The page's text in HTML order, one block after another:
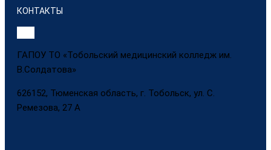
КОНТАКТЫ
ГАПОУ ТО «Тобольский медицинский колледж им.
В.Солдатова»
626152, Тюменская область, г. Тобольск, ул. С.
Ремезова, 27 А